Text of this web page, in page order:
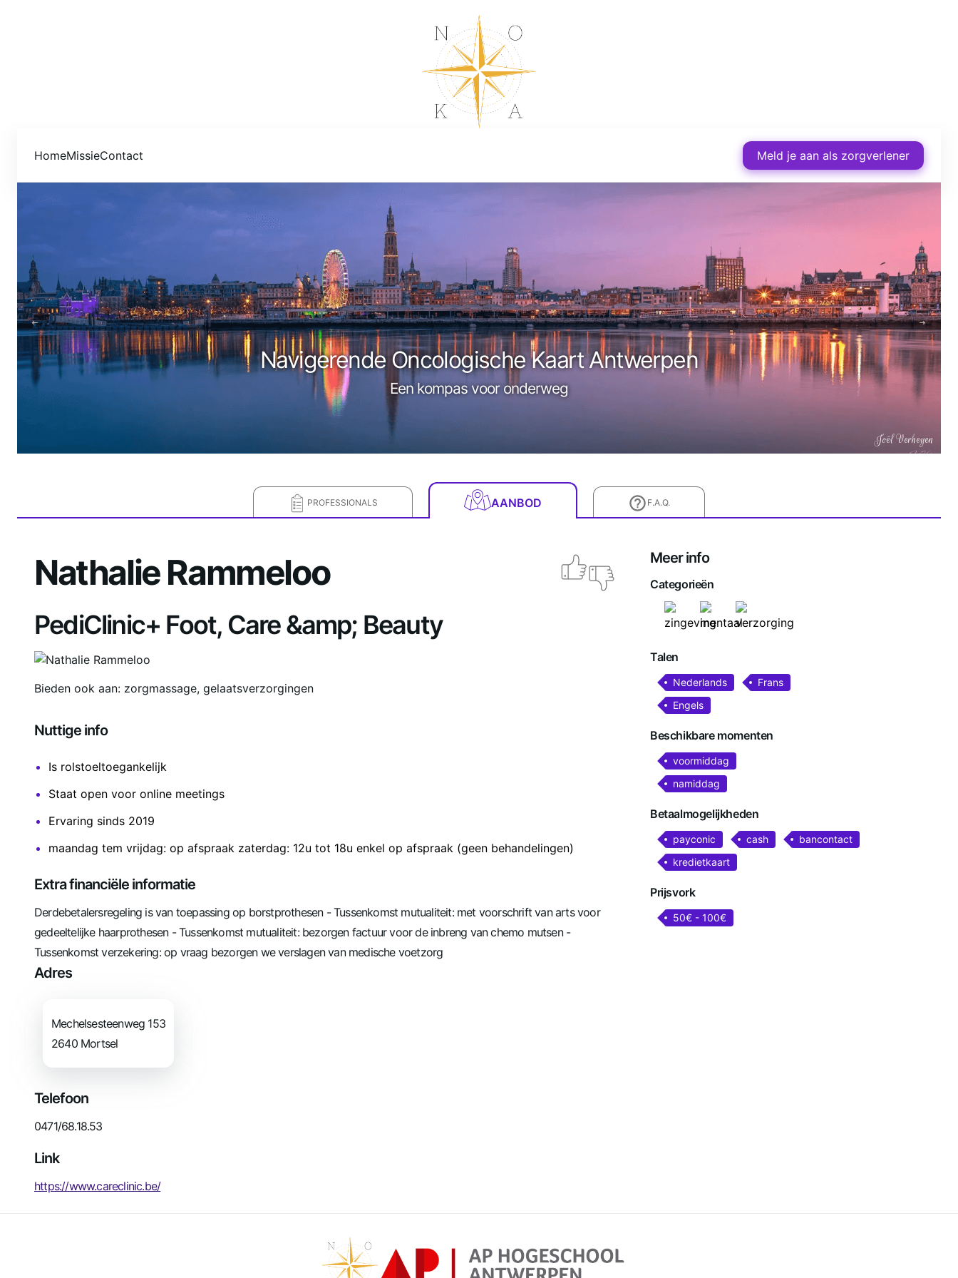
HomeMissieContact Meld je aan als zorgverlener
Navigerende Oncologische Kaart Antwerpen
Een kompas voor onderweg
Joël Verheyen
PROFESSIONALS AANBOD F.A.Q.
Nathalie Rammeloo
PediClinic+ Foot, Care &amp; Beauty
Bieden ook aan: zorgmassage, gelaatsverzorgingen
Nuttige info
Is rolstoeltoegankelijk
Staat open voor online meetings
Ervaring sinds 2019
maandag tem vrijdag: op afspraak zaterdag: 12u tot 18u enkel op afspraak (geen behandelingen)
Extra financiële informatie
Derdebetalersregeling is van toepassing op borstprothesen - Tussenkomst mutualiteit: met voorschrift van arts voor
gedeeltelijke haarprothesen - Tussenkomst mutualiteit: bezorgen factuur voor de inbreng van chemo mutsen -
Tussenkomst verzekering: op vraag bezorgen we verslagen van medische voetzorg
Adres
Mechelsesteenweg 153
2640 Mortsel
Telefoon
0471/68.18.53
Link
https://www.careclinic.be/
Meer info
Categorieën
Talen
Nederlands
Frans
Engels
Beschikbare momenten
voormiddag
namiddag
Betaalmogelijkheden
payconic cash
bancontact
kredietkaart
Prijsvork
50€ - 100€